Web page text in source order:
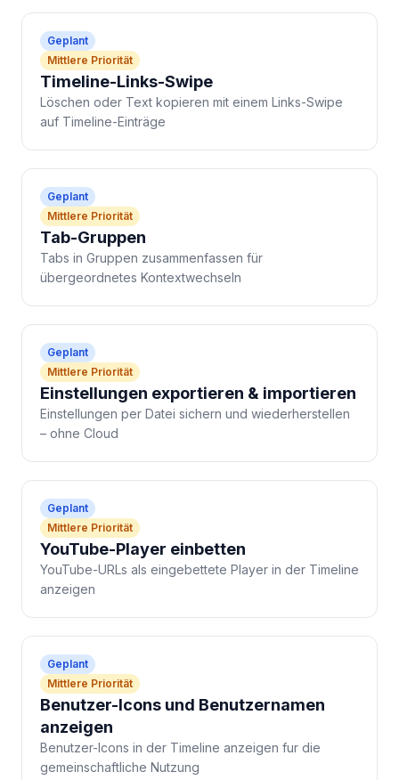
Geplant
Mittlere Priorität
Timeline-Links-Swipe
Löschen oder Text kopieren mit einem Links-Swipe
auf Timeline-Einträge
Geplant
Mittlere Priorität
Tab-Gruppen
Tabs in Gruppen zusammenfassen für
übergeordnetes Kontextwechseln
Geplant
Mittlere Priorität
Einstellungen exportieren & importieren
Einstellungen per Datei sichern und wiederherstellen
– ohne Cloud
Geplant
Mittlere Priorität
YouTube-Player einbetten
YouTube-URLs als eingebettete Player in der Timeline
anzeigen
Geplant
Mittlere Priorität
Benutzer-Icons und Benutzernamen
anzeigen
Benutzer-Icons in der Timeline anzeigen fur die
gemeinschaftliche Nutzung